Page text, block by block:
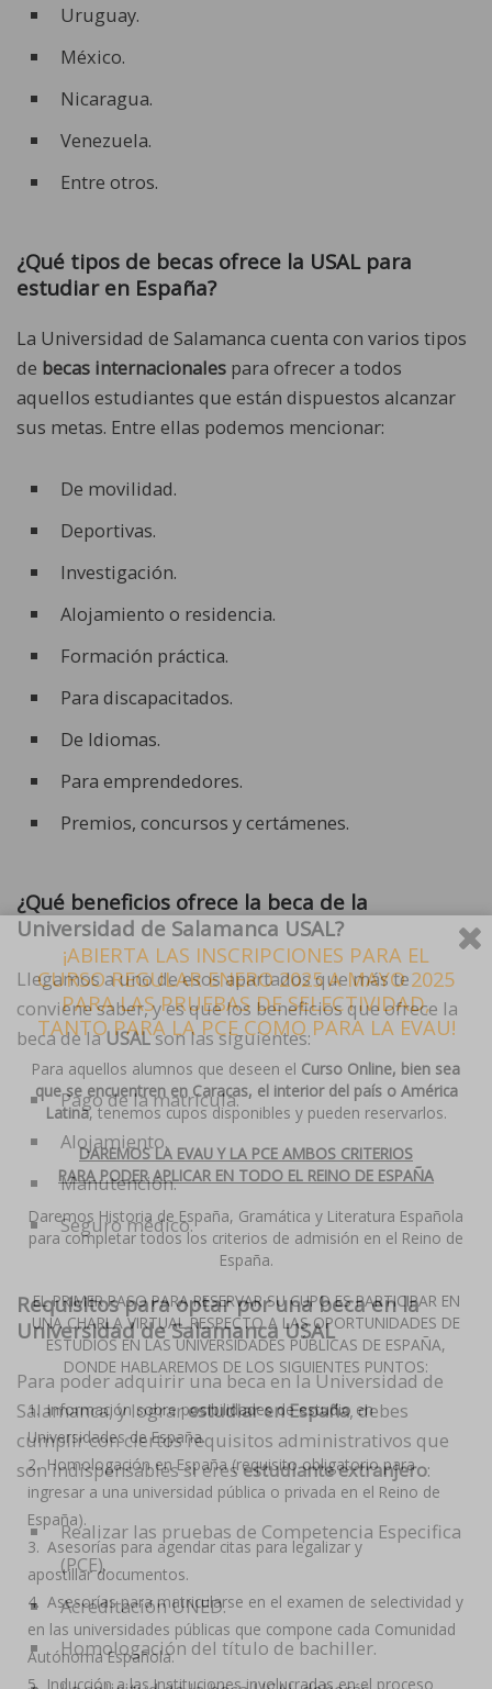
Uruguay.
México.
Nicaragua.
Venezuela.
Entre otros.
¿Qué tipos de becas ofrece la USAL para
estudiar en España?
La Universidad de Salamanca cuenta con varios tipos
de becas internacionales para ofrecer a todos
aquellos estudiantes que están dispuestos alcanzar
sus metas. Entre ellas podemos mencionar:
De movilidad.
Deportivas.
Investigación.
Alojamiento o residencia.
Formación práctica.
Para discapacitados.
De Idiomas.
Para emprendedores.
Premios, concursos y certámenes.
¿Qué beneficios ofrece la beca de la
Universidad de Salamanca USAL?
Llegamos a uno de esos apartados que más te
conviene saber, y es que los beneficios que ofrece la
beca de laUSALson las siguientes:
Pago de la matrícula.
Alojamiento.
Manutención.
Seguro médico.
Requisitos para optar por una beca en la
Universidad de Salamanca USAL
Para poder adquirir una beca en la Universidad de
Salamanca, y lograrestudiar en España, debes
cumplir con ciertos requisitos administrativos que
son indispensables si eresestudiante extranjero:
Realizar las pruebas de Competencia Especifica
(PCE).
Acreditación UNED.
Homologación del título de bachiller.
¡ABIERTA LAS INSCRIPCIONES PARA EL
CURSO REGULAR ENERO 2025 A MAYO 2025
PARA LAS PRUEBAS DE SELECTIVIDAD,
TANTO PARA LA PCE COMO PARA LA EVAU!
Para aquellos alumnos que deseen el Curso Online, bien sea
que se encuentren en Caracas, el interior del país o América
Latina, tenemos cupos disponibles y pueden reservarlos.
DAREMOS LA EVAU Y LA PCE AMBOS CRITERIOS
PARA PODER APLICAR EN TODO EL REINO DE ESPAÑA
Daremos Historia de España, Gramática y Literatura Española
para completar todos los criterios de admisión en el Reino de
España.
EL PRIMER PASO PARA RESERVAR SU CUPO ES PARTICIPAR EN
UNA CHARLA VIRTUAL RESPECTO A LAS OPORTUNIDADES DE
ESTUDIOS EN LAS UNIVERSIDADES PÚBLICAS DE ESPAÑA,
DONDE HABLAREMOS DE LOS SIGUIENTES PUNTOS:
Información sobre posibilidades de estudio en
Universidades de España.
Homologación en España (requisito obligatorio para
ingresar a una universidad pública o privada en el Reino de
España).
Asesorías para agendar citas para legalizar y
apostillar documentos.
Asesorías para matricularse en el examen de selectividad y
en las universidades públicas que compone cada Comunidad
Autónoma Española.
Inducción a las Instituciones involucradas en el proceso